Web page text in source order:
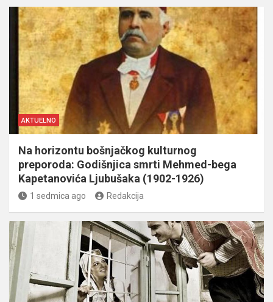
AKTUELNO
Na horizontu bošnjačkog kulturnog
preporoda: Godišnjica smrti Mehmed-bega
Kapetanovića Ljubušaka (1902-1926)
1 sedmica ago Redakcija